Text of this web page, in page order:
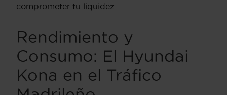
comprometer tu liquidez.
Rendimiento y
Consumo: El Hyundai
Kona en el Tráfico